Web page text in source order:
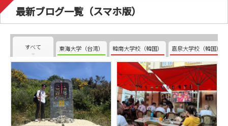
最新ブログ一覧（スマホ版）
すべて 東海大学（台湾） 韓南大学校（韓国） 嘉泉大学校（韓国）